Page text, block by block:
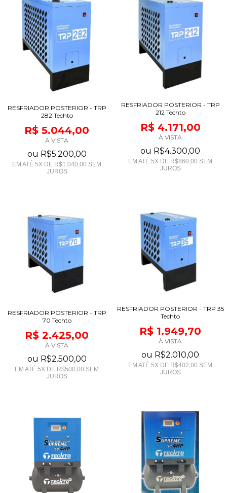
RESFRIADOR POSTERIOR - TRP
282 Techto
R$ 5.044,00
À VISTA
ou R$5.200,00
EM ATÉ 5X DE R$1.040,00 SEM
JUROS
RESFRIADOR POSTERIOR - TRP
212 Techto
R$ 4.171,00
À VISTA
ou R$4.300,00
EM ATÉ 5X DE R$860,00 SEM
JUROS
RESFRIADOR POSTERIOR - TRP
70 Techto
R$ 2.425,00
À VISTA
ou R$2.500,00
EM ATÉ 5X DE R$500,00 SEM
JUROS
RESFRIADOR POSTERIOR - TRP 35
Techto
R$ 1.949,70
À VISTA
ou R$2.010,00
EM ATÉ 5X DE R$402,00 SEM
JUROS